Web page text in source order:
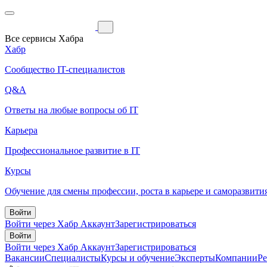
Все сервисы Хабра
Хабр
Сообщество IT-специалистов
Q&A
Ответы на любые вопросы об IT
Карьера
Профессиональное развитие в IT
Курсы
Обучение для смены профессии, роста в карьере и
Войти
Войти через Хабр АккаунтЗарегистрироваться
Войти
Войти через Хабр АккаунтЗарегистрироваться
ВакансииСпециалистыКурсы и обучениеЭкспертыКомпании